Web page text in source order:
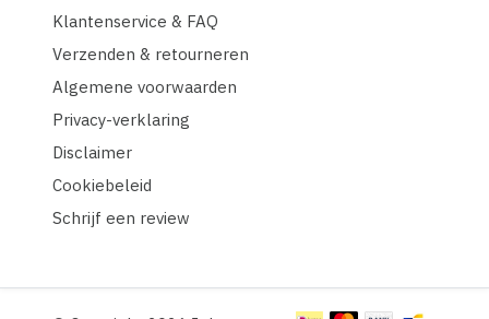
Klantenservice & FAQ
Verzenden & retourneren
Algemene voorwaarden
Privacy-verklaring
Disclaimer
Cookiebeleid
Schrijf een review